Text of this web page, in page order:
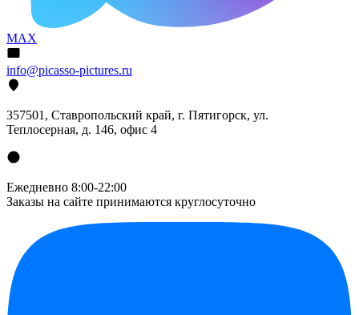
MAX
info@picasso-pictures.ru
357501, Ставропольский край, г. Пятигорск, ул.
Теплосерная, д. 146, офис 4
Ежедневно 8:00-22:00
Заказы на сайте принимаются круглосуточно